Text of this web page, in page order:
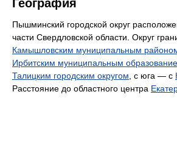
География
Пышминский городской округ
части Свердловской области. Округ
Камышловским муниципальным
Ирбитским муниципальным
Талицким городским округом , с юга — с
Расстояние до областного центра